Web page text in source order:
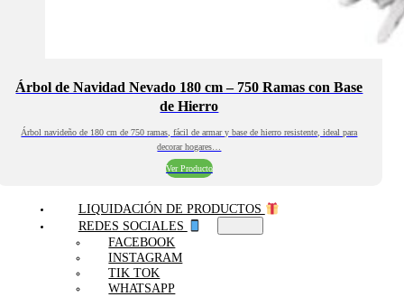
Árbol de Navidad Nevado 180 cm – 750 Ramas con Base
de Hierro
Árbol navideño de 180 cm de 750 ramas, fácil de armar y base de hierro resistente, ideal para
decorar hogares…
Ver Producto
LIQUIDACIÓN DE PRODUCTOS
REDES SOCIALES
FACEBOOK
INSTAGRAM
TIK TOK
WHATSAPP